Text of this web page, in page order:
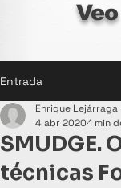
Entrada
SMUDGE.
técnicas
Enrique Lejárraga
4 abr 20201 min